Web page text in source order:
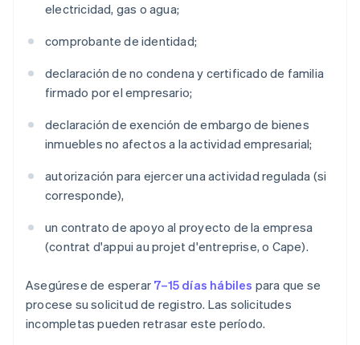
electricidad, gas o agua;
comprobante de identidad;
declaración de no condena y certificado de familia
firmado por el empresario;
declaración de exención de embargo de bienes
inmuebles no afectos a la actividad empresarial;
autorización para ejercer una actividad regulada (si
corresponde),
un contrato de apoyo al proyecto de la empresa
(contrat d'appui au projet d'entreprise, o Cape).
Asegúrese de esperar 7–15 días hábiles para que se
procese su solicitud de registro. Las solicitudes
incompletas pueden retrasar este período.